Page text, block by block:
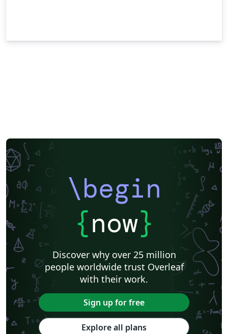
\begin
{now}
Discover why over 25 million
people worldwide trust Overleaf
with their work.
Sign up for free
Explore all plans